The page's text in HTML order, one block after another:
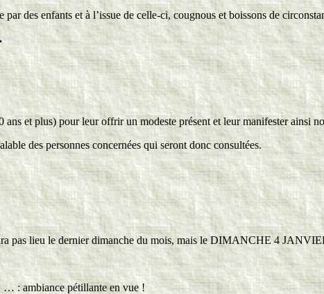
des enfants et à l’issue de celle-ci, cougnous et boissons de
et plus) pour leur offrir un modeste présent et leur manifester ainsi
des personnes concernées qui seront donc consultées.
pas lieu le dernier dimanche du mois, mais le DIMANCHE 4
… : ambiance pétillante en vue !